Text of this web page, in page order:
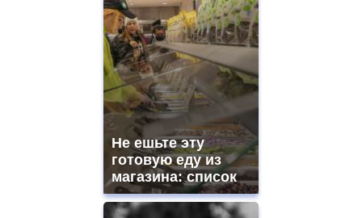
https://gradewatches.to/
https://www.replicasrelojes.to/
Не ешьте эту
готовую еду из
магазина: список